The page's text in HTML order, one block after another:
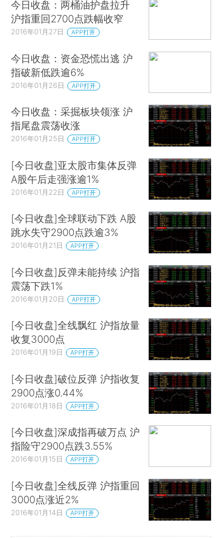
今日收盘：两桶油护盘拉升
沪指重回2700点跌幅收窄
2016年01月27日 APP打开
今日收盘：资金恐慌出逃 沪
指破新低跌逾6%
2016年01月26日 APP打开
今日收盘：采掘板块领涨 沪
指尾盘震荡收涨
2016年01月25日 APP打开
[今日收盘]亚太股市集体反弹
A股午后走强涨逾1%
2016年01月22日 APP打开
[今日收盘]全球联动下跌 A股
跳水失守2900点跌逾3%
2016年01月21日 APP打开
[今日收盘]反弹未能持续 沪指
震荡下跌1%
2016年01月20日 APP打开
[今日收盘]全线飘红 沪指放量
收复3000点
2016年01月19日 APP打开
[今日收盘]破位反弹 沪指收复
2900点涨0.44%
2016年01月18日 APP打开
[今日收盘]深成指再破万点 沪
指险守2900点跌3.55%
2016年01月15日 APP打开
[今日收盘]全线反弹 沪指重回
3000点涨近2%
2016年01月14日 APP打开